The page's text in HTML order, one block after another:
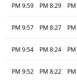
8:29 PM
9:59 PM
8:27 PM
9:57 PM
8:24 PM
9:54 PM
8:22 PM
9:52 PM